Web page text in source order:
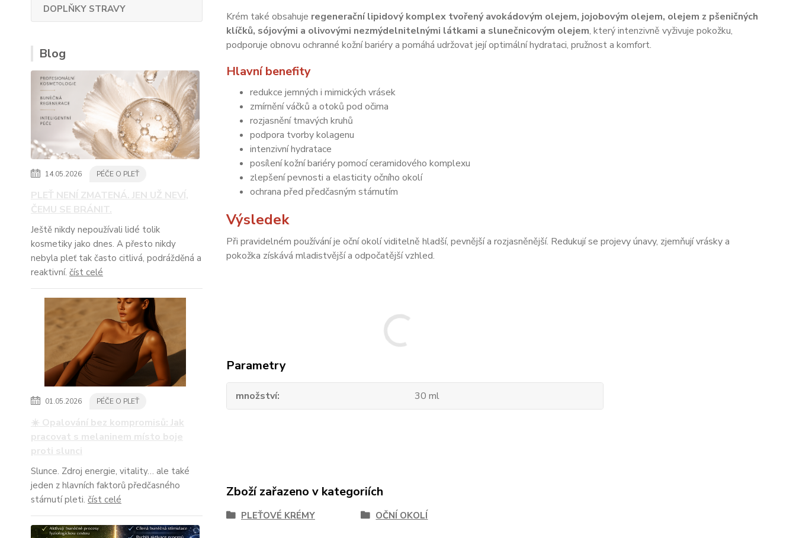
DOPLŇKY STRAVY
Blog
14.05.2026 PÉČE O PLEŤ
PLEŤ NENÍ ZMATENÁ. JEN UŽ NEVÍ,
ČEMU SE BRÁNIT.
Ještě nikdy nepoužívali lidé tolik
kosmetiky jako dnes. A přesto nikdy
nebyla pleť tak často citlivá, podrážděná a
reaktivní. číst celé
01.05.2026 PÉČE O PLEŤ
☀️ Opalování bez kompromisů: Jak
pracovat s melaninem místo boje
proti slunci
Slunce. Zdroj energie, vitality… ale také
jeden z hlavních faktorů předčasného
stárnutí pleti. číst celé
Krém také obsahuje regenerační lipidový komplex tvořený avokádovým olejem, jojobovým olejem, olejem z pšeničných
klíčků, sójovými a olivovými nezmýdelnitelnými látkami a slunečnicovým olejem, který intenzivně vyživuje pokožku,
podporuje obnovu ochranné kožní bariéry a pomáhá udržovat její optimální hydrataci, pružnost a komfort.
Hlavní benefity
redukce jemných i mimických vrásek
zmírnění váčků a otoků pod očima
rozjasnění tmavých kruhů
podpora tvorby kolagenu
intenzivní hydratace
posílení kožní bariéry pomocí ceramidového komplexu
zlepšení pevnosti a elasticity očního okolí
ochrana před předčasným stárnutím
Výsledek
Při pravidelném používání je oční okolí viditelně hladší, pevnější a rozjasněnější. Redukují se projevy únavy, zjemňují vrásky a
pokožka získává mladistvější a odpočatější vzhled.
Parametry
množství 30 ml
Zboží zařazeno v kategoriích
PLEŤOVÉ KRÉMY OČNÍ OKOLÍ